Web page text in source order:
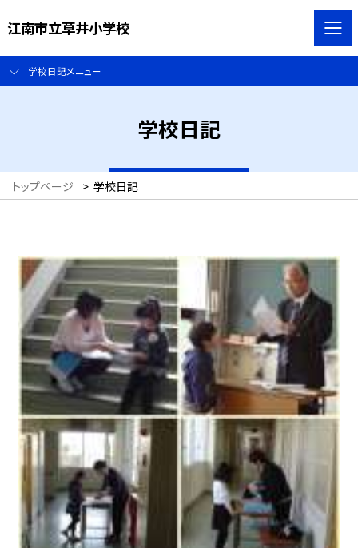
江南市立草井小学校
学校日記メニュー
学校日記
トップページ > 学校日記